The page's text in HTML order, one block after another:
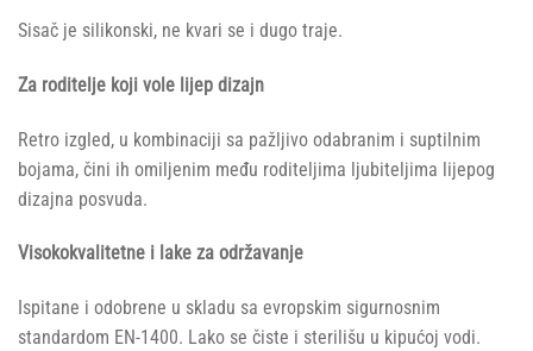
Sisač je silikonski, ne kvari se i dugo traje.
Za roditelje koji vole lijep dizajn
Retro izgled, u kombinaciji sa pažljivo odabranim i suptilnim
bojama, čini ih omiljenim među roditeljima ljubiteljima lijepog
dizajna posvuda.
Visokokvalitetne i lake za održavanje
Ispitane i odobrene u skladu sa evropskim sigurnosnim
standardom EN-1400. Lako se čiste i sterilišu u kipućoj vodi.